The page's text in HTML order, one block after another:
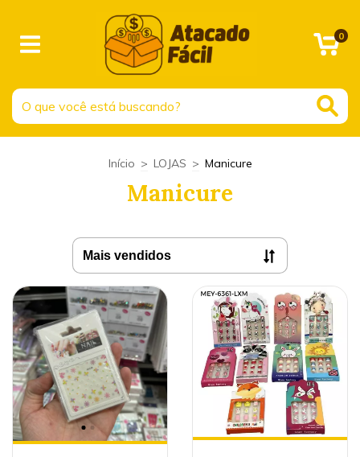
0
Início > LOJAS > Manicure
Manicure